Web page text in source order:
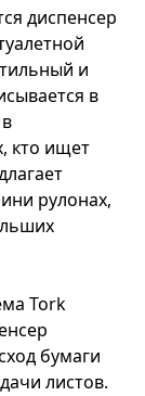
диспенсер
и
в
кто ищет
рулонах,
Tork
бумаги
листов.